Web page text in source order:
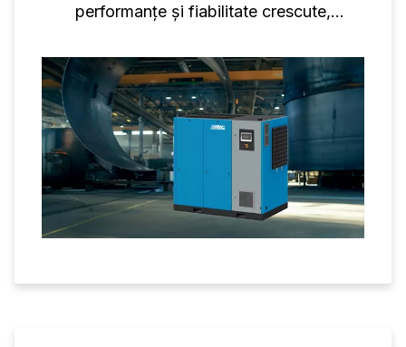
performanțe și fiabilitate crescute,
operare.